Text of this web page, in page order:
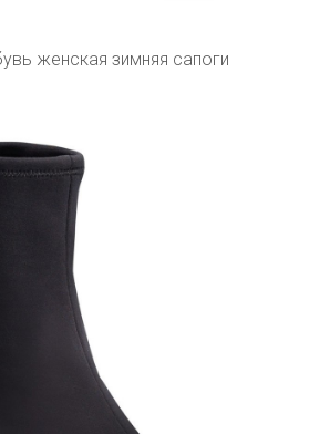
женская зимняя сапоги